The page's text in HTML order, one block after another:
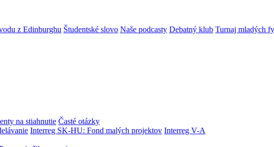
z Edinburghu Študentské slovo Naše podcasty Debatný klub Turnaj mladých
na stiahnutie Časté otázky
Interreg SK-HU: Fond malých projektov Interreg V-A